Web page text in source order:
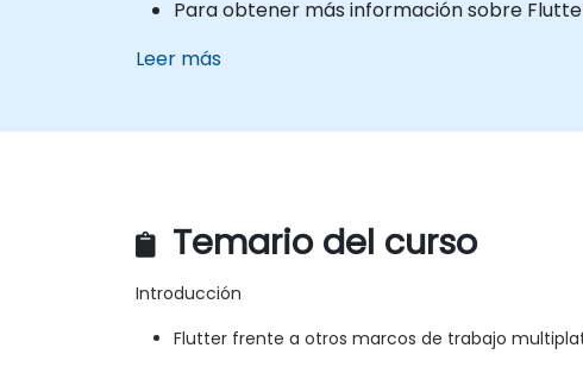
Para obtener más información sobre
Leer más
Temario del curso
Introducción
Flutter frente a otros marcos de trabajo